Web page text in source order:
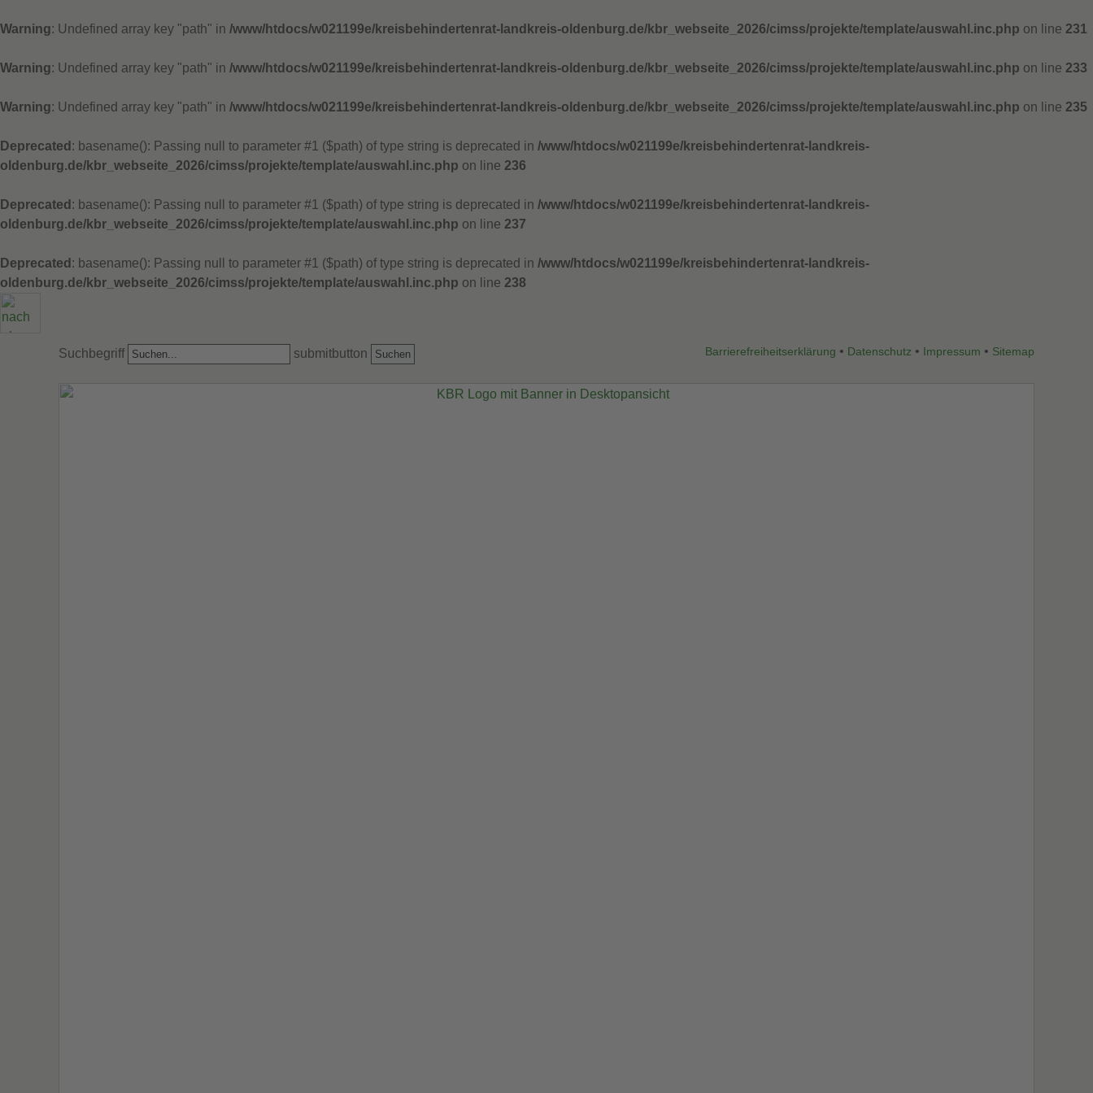
Warning: Undefined array key "path" in /www/htdocs/w021199e/kreisbehindertenrat-landkreis-oldenburg.de/kbr_webseite_2026/cimss/projekte/template/auswahl.inc.php on line 231
Warning: Undefined array key "path" in /www/htdocs/w021199e/kreisbehindertenrat-landkreis-oldenburg.de/kbr_webseite_2026/cimss/projekte/template/auswahl.inc.php on line 233
Warning: Undefined array key "path" in /www/htdocs/w021199e/kreisbehindertenrat-landkreis-oldenburg.de/kbr_webseite_2026/cimss/projekte/template/auswahl.inc.php on line 235
Deprecated : basename(): Passing null to parameter #1 ($path) of type string is deprecated in /www/htdocs/w021199e/kreisbehindertenrat-landkreis-
oldenburg.de/kbr_webseite_2026/cimss/projekte/template/auswahl.inc.php on line 236
Deprecated : basename(): Passing null to parameter #1 ($path) of type string is deprecated in /www/htdocs/w021199e/kreisbehindertenrat-landkreis-
oldenburg.de/kbr_webseite_2026/cimss/projekte/template/auswahl.inc.php on line 237
Deprecated : basename(): Passing null to parameter #1 ($path) of type string is deprecated in /www/htdocs/w021199e/kreisbehindertenrat-landkreis-
oldenburg.de/kbr_webseite_2026/cimss/projekte/template/auswahl.inc.php on line 238
Suchbegriff submitbutton Barrierefreiheitserklärung • Datenschutz • Impressum • Sitemap